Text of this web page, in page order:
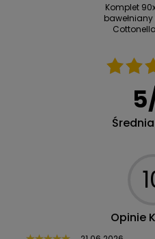
Komplet
5
Opinie